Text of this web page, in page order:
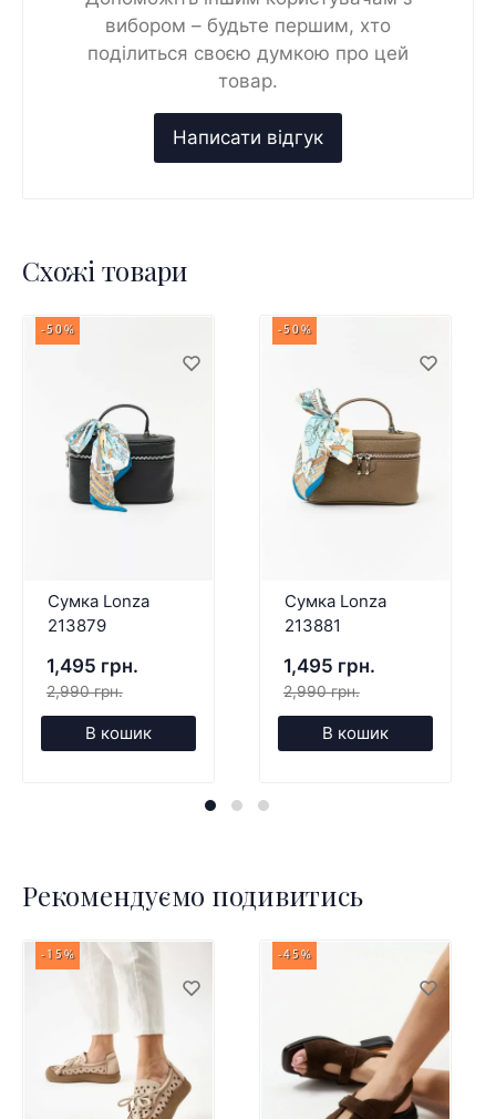
вибором – будьте першим, хто
поділиться своєю думкою про цей
товар.
Схожі товари
-50%
Сумка Lonza
213879
1,495 грн.
2,990 грн.
В кошик
-50%
Сумка Lonza
213881
1,495 грн.
2,990 грн.
В кошик
Рекомендуємо подивитись
-15% -45%